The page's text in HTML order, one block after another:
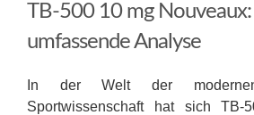
TB-500 10 mg Nouveaux:
umfassende Analyse
In der Welt der
Sportwissenschaft hat sich